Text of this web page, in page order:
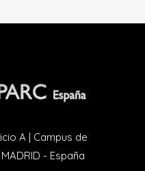
A | Campus de
- España